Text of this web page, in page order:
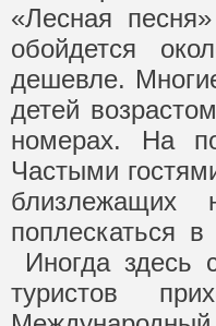
«Лесная
обойдется
дешевле.
детей
номерах. На
Частыми
близлежащих
поплескаться
Иногда здесь
туристов